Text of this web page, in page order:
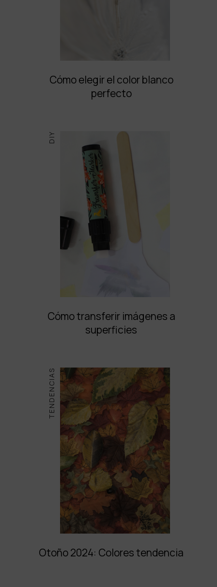
Cómo elegir el color blanco
perfecto
DIY
Cómo transferir imágenes a
superficies
TENDENCIAS
Otoño 2024: Colores tendencia